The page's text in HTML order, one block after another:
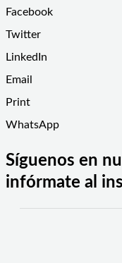
Facebook
Twitter
LinkedIn
Email
Print
WhatsApp
Síguenos en
infórmate al